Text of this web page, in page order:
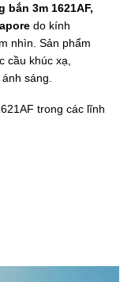
3m 1621AF,
do kính
nhìn. Sản phẩm
cầu khúc xạ,
sáng.
trong các lĩnh